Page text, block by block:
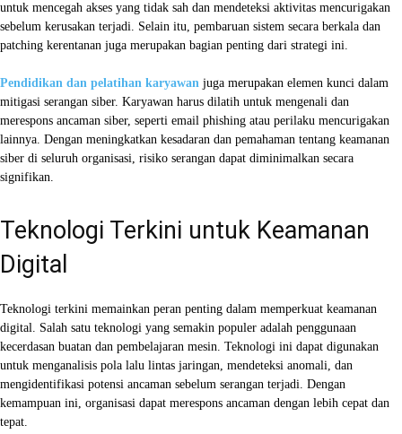
untuk mencegah akses yang tidak sah dan mendeteksi aktivitas mencurigakan
sebelum kerusakan terjadi. Selain itu, pembaruan sistem secara berkala dan
patching kerentanan juga merupakan bagian penting dari strategi ini.
Pendidikan dan pelatihan karyawan juga merupakan elemen kunci dalam
mitigasi serangan siber. Karyawan harus dilatih untuk mengenali dan
merespons ancaman siber, seperti email phishing atau perilaku mencurigakan
lainnya. Dengan meningkatkan kesadaran dan pemahaman tentang keamanan
siber di seluruh organisasi, risiko serangan dapat diminimalkan secara
signifikan.
Teknologi Terkini untuk Keamanan
Digital
Teknologi terkini memainkan peran penting dalam memperkuat keamanan
digital. Salah satu teknologi yang semakin populer adalah penggunaan
kecerdasan buatan dan pembelajaran mesin. Teknologi ini dapat digunakan
untuk menganalisis pola lalu lintas jaringan, mendeteksi anomali, dan
mengidentifikasi potensi ancaman sebelum serangan terjadi. Dengan
kemampuan ini, organisasi dapat merespons ancaman dengan lebih cepat dan
tepat.